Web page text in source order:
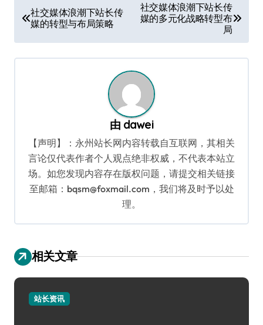
章
导
航
社交媒体浪潮下站长传
媒的转型与布局策略
社交媒体浪潮下站长传
媒的多元化战略转型布
局
由 dawei
【声明】：永州站长网内容转载自互联网，其相关
言论仅代表作者个人观点绝非权威，不代表本站立
场。如您发现内容存在版权问题，请提交相关链接
至邮箱：bqsm@foxmail.com，我们将及时予以处
理。
相关文章
站长资讯